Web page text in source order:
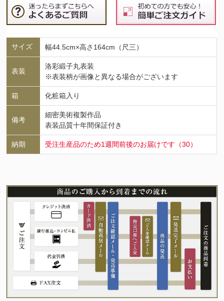
サイズ 幅44.5cm×高さ164cm（尺三）
表装
洛彩緞子丸表装
※表装柄が画像と異なる場合がございます
箱 化粧箱入り
備考
細密美術複製作品
表装品質十年間保証付き
納期 受注生産品のため1週間前後のお届けです（30）